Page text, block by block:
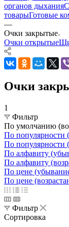
органов дыхания
товарыГотовые
—
Очки закрытые
Очки открытые
Очки
1
Фильтр
По умолчанию
По популярности
По популярности
По алфавиту
По алфавиту
По цене
По цене
Фильтр
Сортировка